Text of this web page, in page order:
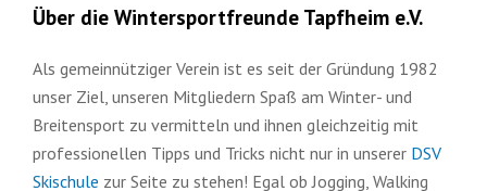
Über die Wintersportfreunde Tapfheim e.V.
Als gemeinnütziger Verein ist es seit der Gründung 1982
unser Ziel, unseren Mitgliedern Spaß am Winter- und
Breitensport zu vermitteln und ihnen gleichzeitig mit
professionellen Tipps und Tricks nicht nur in unserer DSV
Skischule zur Seite zu stehen! Egal ob Jogging, Walking